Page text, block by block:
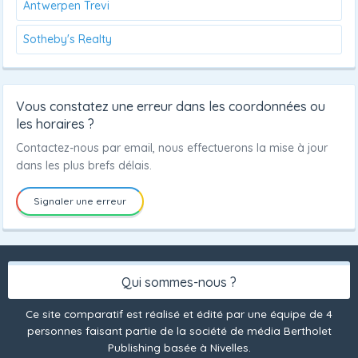
Antwerpen Trevi
Sotheby's Realty
Vous constatez une erreur dans les coordonnées ou
les horaires ?
Contactez-nous par email, nous effectuerons la mise à jour
dans les plus brefs délais.
Signaler une erreur
Qui sommes-nous ?
Ce site comparatif est réalisé et édité par une équipe de 4
personnes faisant partie de la société de média Bertholet
Publishing basée à Nivelles.